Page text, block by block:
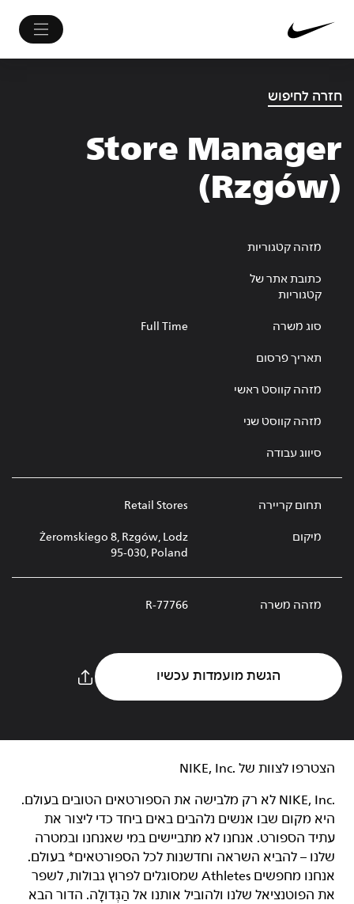
חזרה לחיפוש
Store Manager
(Rzgów)
מזהה קטגוריות
כתובת אתר של
קטגוריות
סוג משרה Full Time
תאריך פרסום
מזהה קווסט ראשי
מזהה קווסט שני
סיווג עבודה
תחום קריירה Retail Stores
מיקום
Żeromskiego 8, Rzgów, Lodz
95-030, Poland
מזהה משרה R-77766
הגשת מועמדות עכשיו
הצטרפו לצוות של NIKE, Inc.‎‏
NIKE, Inc.‎ לא רק מלבישה את הספורטאים הטובים בעולם.
היא מקום שבו אנשים נלהבים באים ביחד כדי ליצור את
עתיד הספורט. אנחנו לא מתביישים במי שאנחנו ובמטרה
שלנו – להביא השראה וחדשנות לכל הספורטאים* בעולם.
אנחנו מחפשים Athletes שמסוגלים לפרוץ גבולות, לשפר
את הפוטנציאל שלנו ולהוביל אותנו אל הַגְּדוּלָה. הדור הבא